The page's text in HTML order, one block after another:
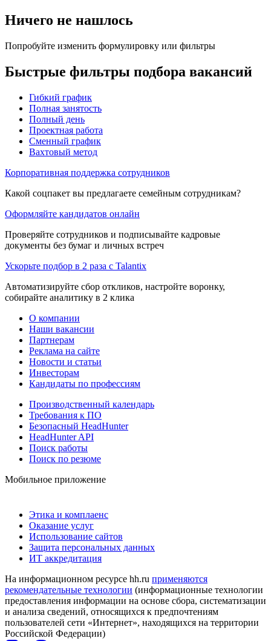
Ничего не нашлось
Попробуйте изменить формулировку или фильтры
Быстрые фильтры подбора вакансий
Гибкий график
Полная занятость
Полный день
Проектная работа
Сменный график
Вахтовый метод
Корпоративная поддержка сотрудников
Какой соцпакет вы предлагаете семейным сотрудникам?
Оформляйте кандидатов онлайн
Проверяйте сотрудников и подписывайте кадровые
документы без бумаг и личных встреч
Ускорьте подбор в 2 раза с Talantix
Автоматизируйте сбор откликов, настройте воронку,
собирайте аналитику в 2 клика
О компании
Наши вакансии
Партнерам
Реклама на сайте
Новости и статьи
Инвесторам
Кандидаты по профессиям
Производственный календарь
Требования к ПО
Безопасный HeadHunter
HeadHunter API
Поиск работы
Поиск по резюме
Мобильное приложение
Этика и комплаенс
Оказание услуг
Использование сайтов
Защита персональных данных
ИТ аккредитация
На информационном ресурсе hh.ru применяются
рекомендательные технологии (информационные технологии
предоставления информации на основе сбора, систематизации
и анализа сведений, относящихся к предпочтениям
пользователей сети «Интернет», находящихся на территории
Российской Федерации)